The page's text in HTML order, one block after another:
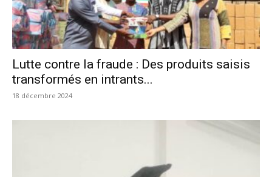
Lutte contre la fraude : Des produits saisis
transformés en intrants...
18 décembre 2024